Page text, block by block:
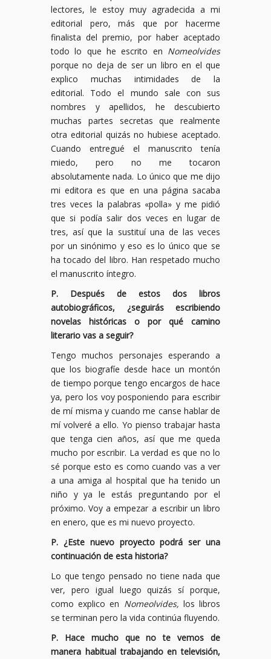
lectores, le estoy muy agradecida a mi
editorial pero, más que por hacerme
finalista del premio, por haber aceptado
todo lo que he escrito en Nomeolvides
porque no deja de ser un libro en el que
explico muchas intimidades de la
editorial. Todo el mundo sale con sus
nombres y apellidos, he descubierto
muchas partes secretas que realmente
otra editorial quizás no hubiese aceptado.
Cuando entregué el manuscrito tenía
miedo, pero no me tocaron
absolutamente nada. Lo único que me dijo
mi editora es que en una página sacaba
tres veces la palabras «polla» y me pidió
que si podía salir dos veces en lugar de
tres, así que la sustituí una de las veces
por un sinónimo y eso es lo único que se
ha tocado del libro. Han respetado mucho
el manuscrito íntegro.
P. Después de estos dos libros
autobiográficos, ¿seguirás escribiendo
novelas históricas o por qué camino
literario vas a seguir?
Tengo muchos personajes esperando a
que los biografíe desde hace un montón
de tiempo porque tengo encargos de hace
ya, pero los voy posponiendo para escribir
de mí misma y cuando me canse hablar de
mí volveré a ello. Yo pienso trabajar hasta
que tenga cien años, así que me queda
mucho por escribir. La verdad es que no lo
sé porque esto es como cuando vas a ver
a una amiga al hospital que ha tenido un
niño y ya le estás preguntando por el
próximo. Voy a empezar a escribir un libro
en enero, que es mi nuevo proyecto.
P. ¿Este nuevo proyecto podrá ser una
continuación de esta historia?
Lo que tengo pensado no tiene nada que
ver, pero igual luego quizás sí porque,
como explico en Nomeolvides, los libros
se terminan pero la vida continúa fluyendo.
P. Hace mucho que no te vemos de
manera habitual trabajando en televisión,